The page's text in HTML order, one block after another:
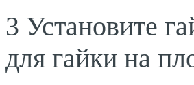
3 Установите
для гайки на